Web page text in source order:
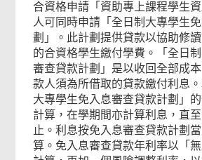
合資格申請「資助專上課程學生
人可同時申請「全日制大專學生
劃」。此計劃提供貸款以協助修
的合資格學生繳付學費。「全日
審查貸款計劃」是以收回全部成
款人須為所借取的貸款繳付利息
大專學生免入息審查貸款計劃」
計算，在學期間亦計算利息，直
止。利息按免入息審查貸款計劃
算。免入息審查貸款年利率以「
相
關
內